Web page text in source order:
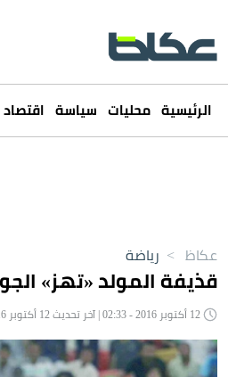
الرئيسية محليات سياسة اقتصاد
عكاظ > رياضة
قذيفة المولد «تهز»